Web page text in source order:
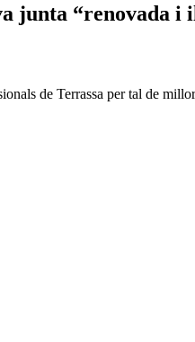
junta “renovada i
de Terrassa per tal de